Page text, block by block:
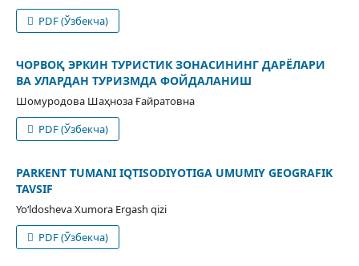
PDF (Ўзбекча)
ЧОРВОҚ ЭРКИН ТУРИСТИК ЗОНАСИНИНГ ДАРЁЛАРИ
ВА УЛАРДАН ТУРИЗМДА ФОЙДАЛАНИШ
Шомуродова Шаҳноза Ғайратовна
PDF (Ўзбекча)
PARKENT TUMANI IQTISODIYOTIGA UMUMIY GEOGRAFIK
TAVSIF
Yo‘ldosheva Xumora Ergash qizi
PDF (Ўзбекча)